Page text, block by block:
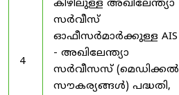
4
കീഴിലുള്ള അഖിലേന്ത്യാ
സർവീസ്
ഓഫീസർമാർക്കുള്ള AIS
- അഖിലേന്ത്യാ
സർവീസസ് (മെഡിക്കൽ
സൗകര്യങ്ങൾ) പദ്ധതി,